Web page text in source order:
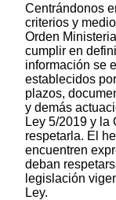
Centrándonos
criterios y
Orden
cumplir en
información se
establecidos
plazos,
y demás
Ley 5/2019 y la
respetarla. El
encuentren
deban
legislación
Ley.